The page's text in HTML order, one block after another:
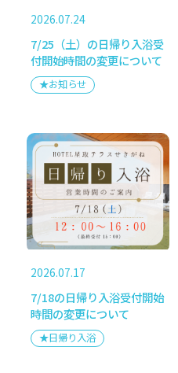
鳥取県倉吉市関金町関金宿1397-3
TEL 0858-45-1211
受付時間 8:00-21:00
2026.07.24
7/25（土）の日帰り入浴受
付開始時間の変更について
★お知らせ
2026.07.17
7/18の日帰り入浴受付開始
時間の変更について
★日帰り入浴